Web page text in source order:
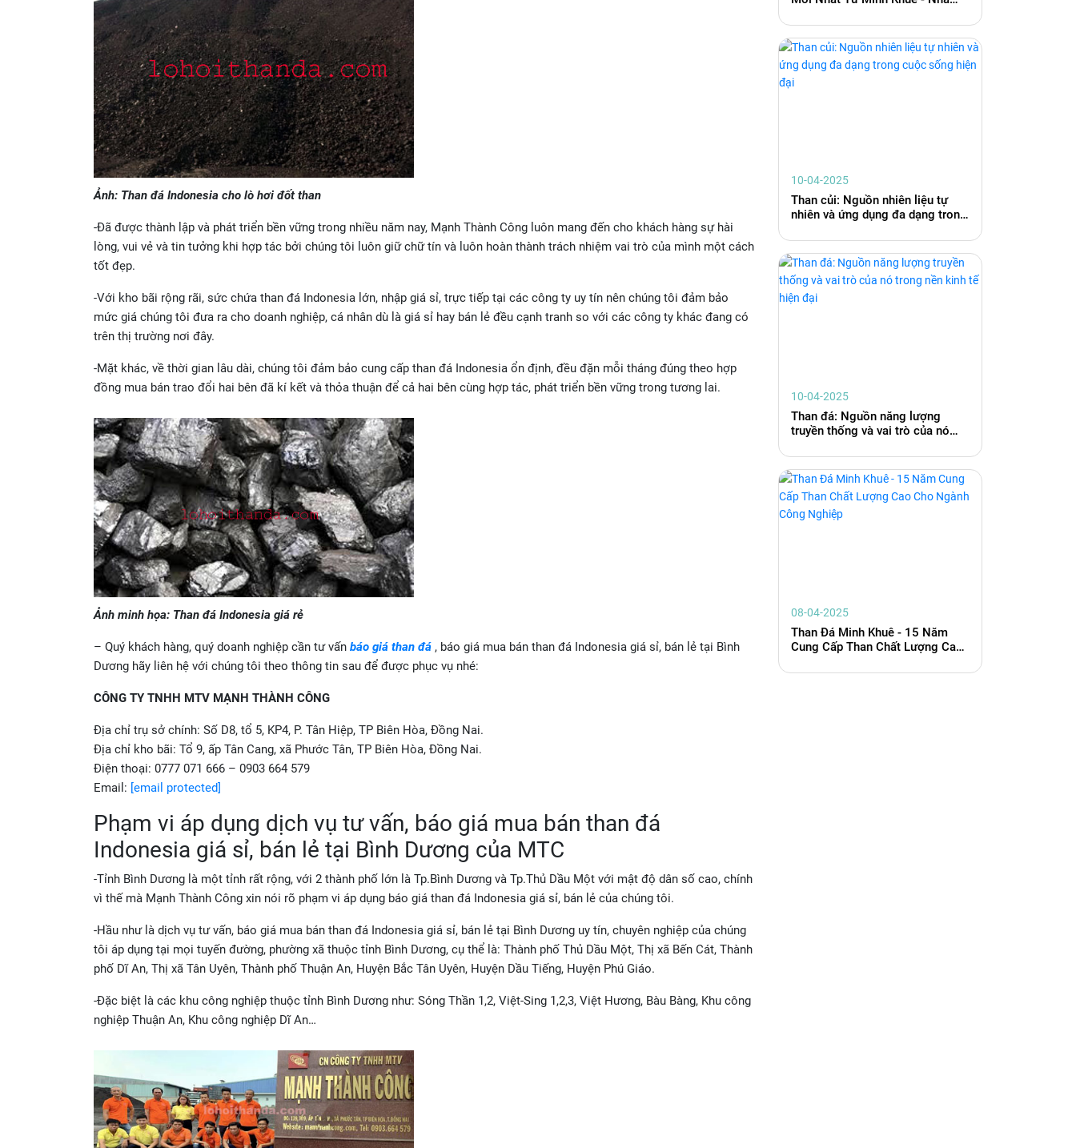
Ảnh: Than đá Indonesia cho lò hơi đốt than
-Đã được thành lập và phát triển bền vững trong nhiều năm nay, Mạnh Thành Công luôn mang đến cho khách hàng sự hài
lòng, vui vẻ và tin tưởng khi hợp tác bởi chúng tôi luôn giữ chữ tín và luôn hoàn thành trách nhiệm vai trò của mình một cách
tốt đẹp.
-Với kho bãi rộng rãi, sức chứa than đá Indonesia lớn, nhập giá sỉ, trực tiếp tại các công ty uy tín nên chúng tôi đảm bảo
mức giá chúng tôi đưa ra cho doanh nghiệp, cá nhân dù là giá sỉ hay bán lẻ đều cạnh tranh so với các công ty khác đang có
trên thị trường nơi đây.
-Mặt khác, về thời gian lâu dài, chúng tôi đảm bảo cung cấp than đá Indonesia ổn định, đều đặn mỗi tháng đúng theo hợp
đồng mua bán trao đổi hai bên đã kí kết và thỏa thuận để cả hai bên cùng hợp tác, phát triển bền vững trong tương lai.
Ảnh minh họa: Than đá Indonesia giá rẻ
– Quý khách hàng, quý doanh nghiệp cần tư vấn báo giá than đá , báo giá mua bán than đá Indonesia giá sỉ, bán lẻ tại Bình
Dương hãy liên hệ với chúng tôi theo thông tin sau để được phục vụ nhé:
CÔNG TY TNHH MTV MẠNH THÀNH CÔNG
Địa chỉ trụ sở chính: Số D8, tổ 5, KP4, P. Tân Hiệp, TP Biên Hòa, Đồng Nai.
Địa chỉ kho bãi: Tổ 9, ấp Tân Cang, xã Phước Tân, TP Biên Hòa, Đồng Nai.
Điện thoại: 0777 071 666 – 0903 664 579
Email: [email protected]
Phạm vi áp dụng dịch vụ tư vấn, báo giá mua bán than đá
Indonesia giá sỉ, bán lẻ tại Bình Dương của MTC
-Tỉnh Bình Dương là một tỉnh rất rộng, với 2 thành phố lớn là Tp.Bình Dương và Tp.Thủ Dầu Một với mật độ dân số cao, chính
vì thế mà Mạnh Thành Công xin nói rõ phạm vi áp dụng báo giá than đá Indonesia giá sỉ, bán lẻ của chúng tôi.
-Hầu như là dịch vụ tư vấn, báo giá mua bán than đá Indonesia giá sỉ, bán lẻ tại Bình Dương uy tín, chuyên nghiệp của chúng
tôi áp dụng tại mọi tuyến đường, phường xã thuộc tỉnh Bình Dương, cụ thể là: Thành phố Thủ Dầu Một, Thị xã Bến Cát, Thành
phố Dĩ An, Thị xã Tân Uyên, Thành phố Thuận An, Huyện Bắc Tân Uyên, Huyện Dầu Tiếng, Huyện Phú Giáo.
-Đặc biệt là các khu công nghiệp thuộc tỉnh Bình Dương như: Sóng Thần 1,2, Việt-Sing 1,2,3, Việt Hương, Bàu Bàng, Khu công
nghiệp Thuận An, Khu công nghiệp Dĩ An…
10-04-2025
Than củi: Nguồn nhiên liệu tự
nhiên và ứng dụng đa dạng trong
10-04-2025
Than đá: Nguồn năng lượng
truyền thống và vai trò của nó
08-04-2025
Than Đá Minh Khuê - 15 Năm
Cung Cấp Than Chất Lượng Cao